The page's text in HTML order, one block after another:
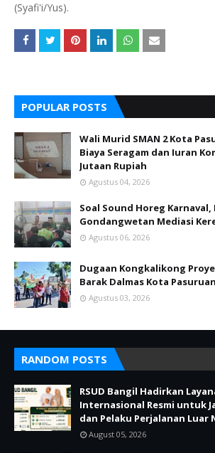
(Syafi'i/Yus).
POPULAR POSTS
Wali Murid SMAN 2 Kota
Biaya Seragam dan Iuran
Jutaan Rupiah
Agustus 04, 2026
Soal Sound Horeg Karnaval,
Gondangwetan Mediasi
Agustus 06, 2026
Dugaan Kongkalikong
Barak Dalmas Kota
Agustus 03, 2026
RANDOM POSTS
RSUD Bangil Hadirkan
Internasional Resmi untuk
dan Pelaku Perjalanan Luar
August 05, 2026